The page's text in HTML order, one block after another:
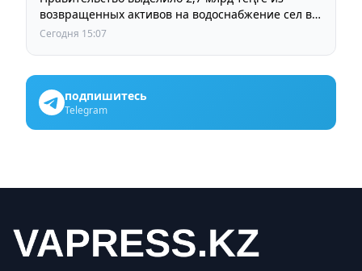
возвращенных активов на водоснабжение сел в
СКО
Сегодня 15:07
подпишитесь
Telegram